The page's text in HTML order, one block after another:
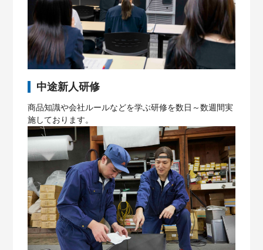
中途新人研修
商品知識や会社ルールなどを学ぶ研修を数日～数週間実
施しております。